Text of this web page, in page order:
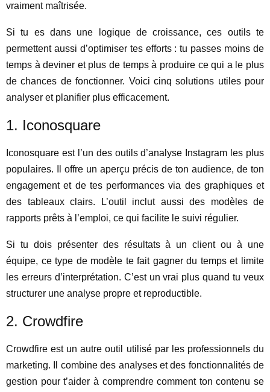
vraiment maîtrisée.
Si tu es dans une logique de croissance, ces outils te
permettent aussi d’optimiser tes efforts : tu passes moins de
temps à deviner et plus de temps à produire ce qui a le plus
de chances de fonctionner. Voici cinq solutions utiles pour
analyser et planifier plus efficacement.
1. Iconosquare
Iconosquare est l’un des outils d’analyse Instagram les plus
populaires. Il offre un aperçu précis de ton audience, de ton
engagement et de tes performances via des graphiques et
des tableaux clairs. L’outil inclut aussi des modèles de
rapports prêts à l’emploi, ce qui facilite le suivi régulier.
Si tu dois présenter des résultats à un client ou à une
équipe, ce type de modèle te fait gagner du temps et limite
les erreurs d’interprétation. C’est un vrai plus quand tu veux
structurer une analyse propre et reproductible.
2. Crowdfire
Crowdfire est un autre outil utilisé par les professionnels du
marketing. Il combine des analyses et des fonctionnalités de
gestion pour t’aider à comprendre comment ton contenu se